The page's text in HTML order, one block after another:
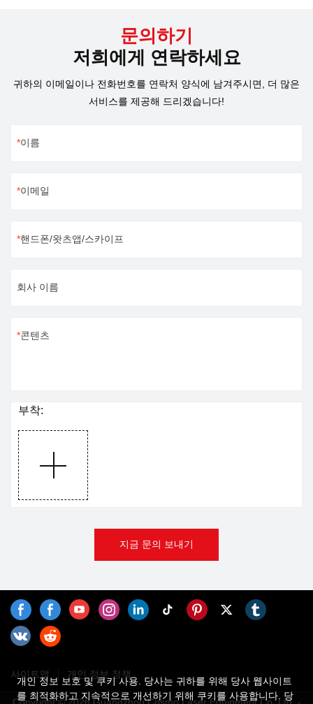
의 제품을 가져와 우리 기계로
마킹을 했습니다. Cosmo Laser
한 산업 분야에 우수한 품질의
기계를 생산 및 제공하기 위해
고객의 지원에 감사드립니다.
체 및 고객에게 인정받았습니다.
회원들은 코스모 레이저 브랜드
선을 다하고 있습니다.홍콩 여행
을 마치고 광저우로 돌아온 후,
문의하기
저희에게 연락하세요
귀하의 이메일이나 전화번호를 연락처 양식에 남겨주시면, 더 많은
서비스를 제공해 드리겠습니다!
이름
이메일
핸드폰/왓츠앱/스카이프
회사 이름
콘텐츠
부착:
지금 문의 보내기
사이트맵 개인 정보 정책
개인 정보 보호 및 쿠키 사용. 당사는 귀하를 위해 당사 웹사이트
를 최적화하고 지속적으로 개선하기 위해 쿠키를 사용합니다. 당